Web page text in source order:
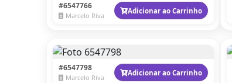
#6547766
Marcelo Riva
Adicionar ao Carrinho
#6547798
Marcelo Riva
Adicionar ao Carrinho